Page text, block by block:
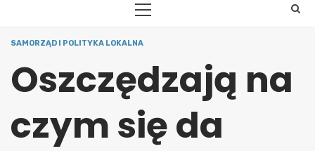
PRIMARY
SAMORZĄD I POLITYKA LOKALNA
Oszczędzają na
czym się da